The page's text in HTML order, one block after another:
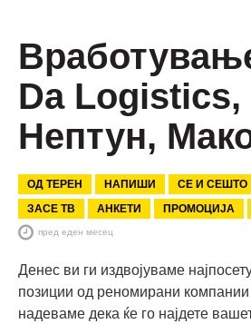
Da Logistics,
Нептун,
ОД ТЕРЕН НАПИШИ СЕ И СЕШТО
ЗАСЕ ТВ
АНКЕТИ ПРОМОЦИЈА
пред еден месец
Денес ви ги издвојуваме
позиции од реномирани компании
надеваме дека ќе го најдете